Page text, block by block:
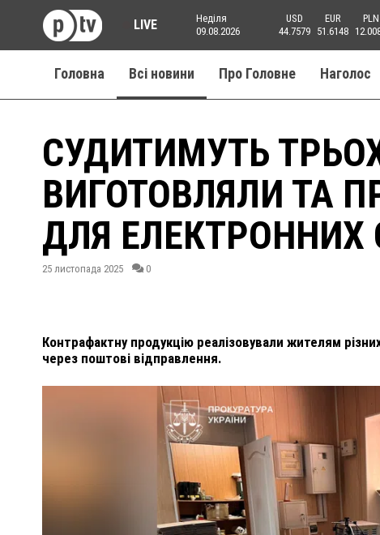
LIVE
Неділя
09.08.2026
USD
44.7579
EUR
51.6148
PLN
Головна Всі новини Про Головне Наголос
СУДИТИМУТЬ
ВИГОТОВЛЯЛИ ТА
ДЛЯ ЕЛЕКТРОННИХ
25 листопада 2025 0
Контрафактну продукцію реалізовували жителям
через поштові відправлення.